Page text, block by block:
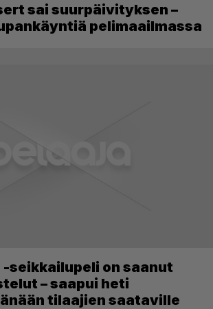
sai suurpäivityksen –
pelimaailmassa
-seikkailupeli on saanut
– saapui heti
tilaajien saataville